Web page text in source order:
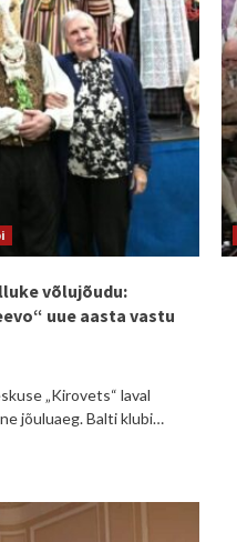
võlujõudu:
uue aasta vastu
„Kirovets“ laval
jõuluaeg. Balti klubi…